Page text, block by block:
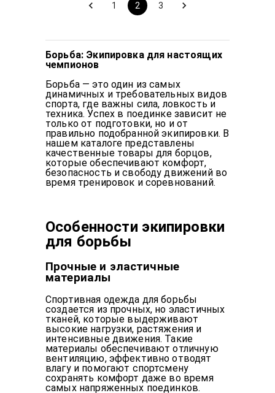
1 2 3
Борьба: Экипировка для настоящих
чемпионов
Борьба — это один из самых
динамичных и требовательных видов
спорта, где важны сила, ловкость и
техника. Успех в поединке зависит не
только от подготовки, но и от
правильно подобранной экипировки. В
нашем каталоге представлены
качественные товары для борцов,
которые обеспечивают комфорт,
безопасность и свободу движений во
время тренировок и соревнований.
Особенности экипировки
для борьбы
Прочные и эластичные
материалы
Спортивная одежда для борьбы
создается из прочных, но эластичных
тканей, которые выдерживают
высокие нагрузки, растяжения и
интенсивные движения. Такие
материалы обеспечивают отличную
вентиляцию, эффективно отводят
влагу и помогают спортсмену
сохранять комфорт даже во время
самых напряженных поединков.